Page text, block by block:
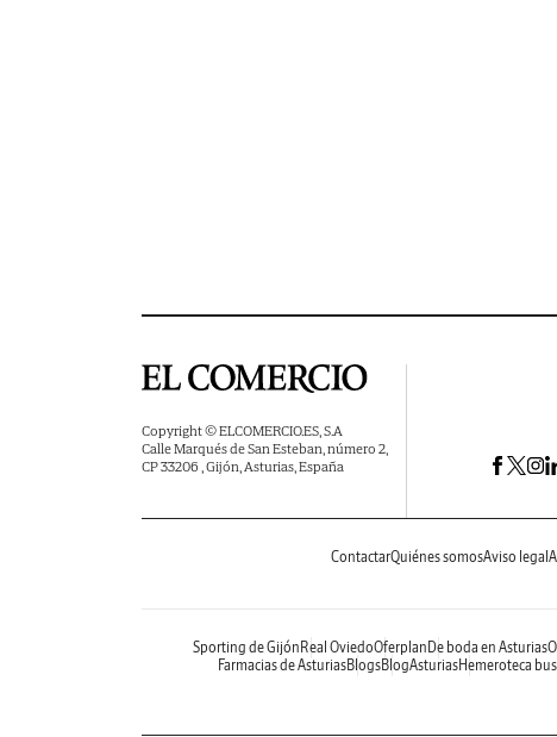
Copyright © ELCOMERCIO.ES, S.A
Calle Marqués de San Esteban, número 2,
CP 33206 , Gijón, Asturias, España
ContactarQuiénes somosAviso legal
Sporting de Gijón Real OviedoOferplan De boda en Asturias
Farmacias de AsturiasBlogsBlogAsturiasHemeroteca